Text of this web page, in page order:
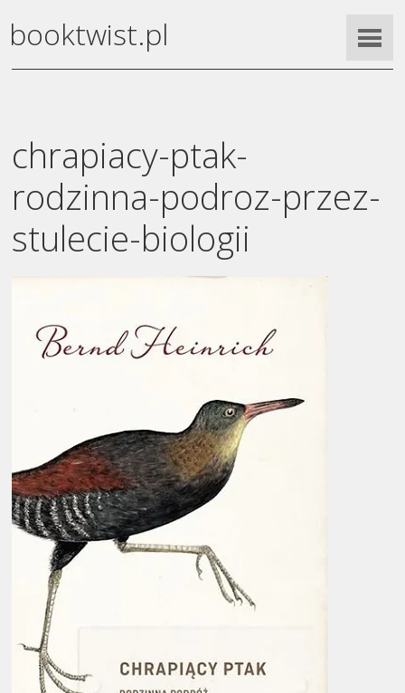
booktwist.pl
chrapiacy-ptak-
rodzinna-podroz-przez-
stulecie-biologii